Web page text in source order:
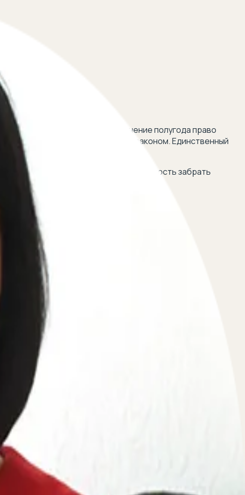
в роддоме, сохраняя в течение полугода право
смысле слова не допускается законом. Единственный
в судебном порядке.
действия? Есть ли возможность забрать